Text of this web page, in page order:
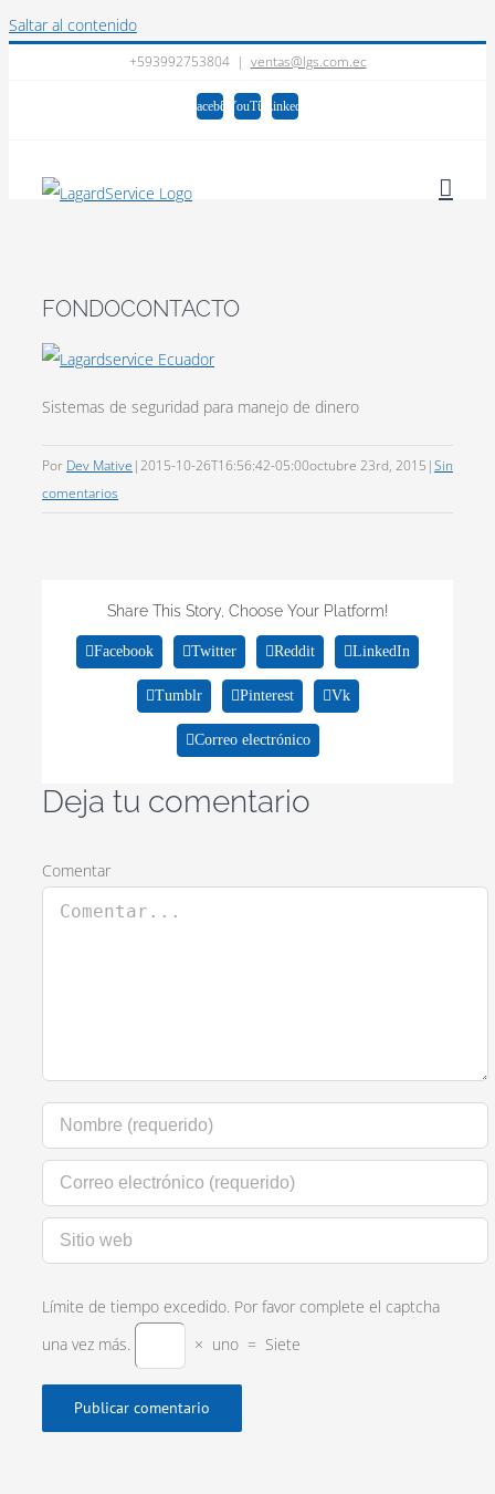
Saltar al contenido
+593992753804 | ventas@lgs.com.ec
FacebookYouTubeLinkedIn
FONDOCONTACTO
Sistemas de seguridad para manejo de dinero
Por Dev Mative |2015-10-26T16:56:42-05:00octubre 23rd, 2015 |Sin
comentarios
Share This Story, Choose Your Platform!
Facebook Twitter Reddit LinkedIn
Tumblr Pinterest Vk
Correo electrónico
Deja tu comentario
Comentar
Límite de tiempo excedido. Por favor complete el captcha
una vez más.
× uno = Siete